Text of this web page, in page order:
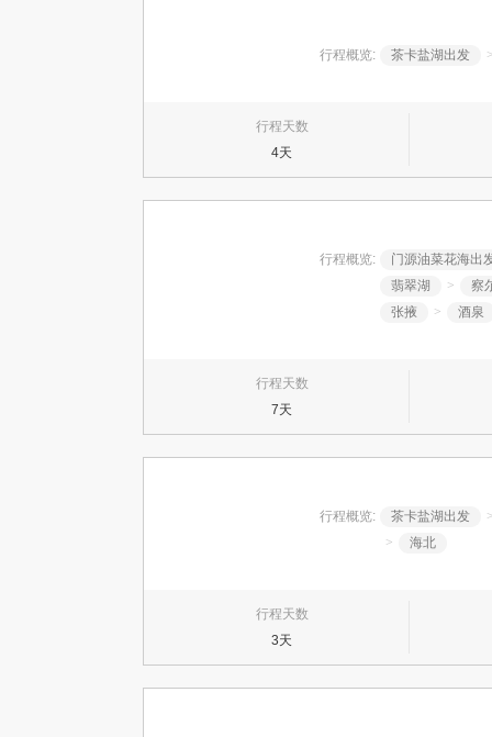
行程概览: 茶卡盐湖出发
行程天数
4天
行程概览:
门源油菜花海出
翡翠湖
>
察
张掖
> 酒泉
行程天数
7天
行程概览: 茶卡盐湖出发
>
海北
行程天数
3天